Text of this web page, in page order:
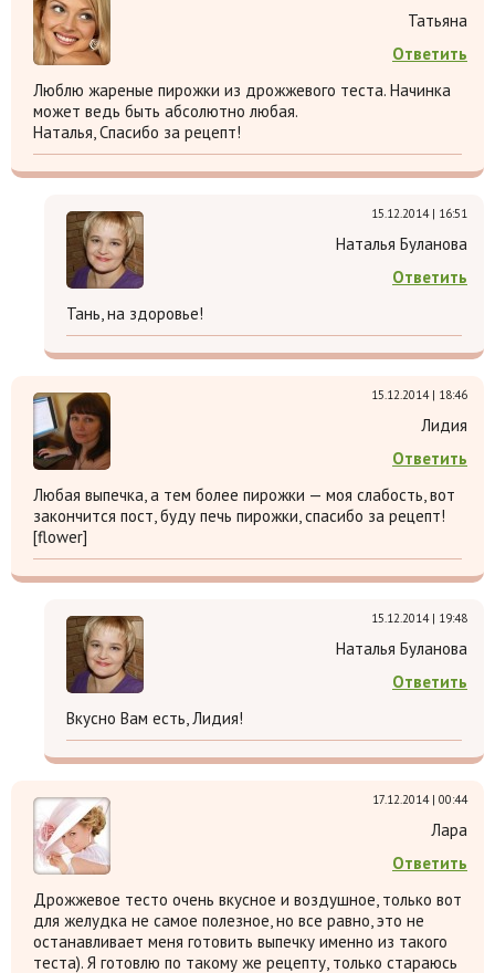
Татьяна
Люблю жареные пирожки из дрожжевого теста. Начинка
может ведь быть абсолютно любая.
Наталья, Спасибо за рецепт!
Ответить
Наталья Буланова
Тань, на здоровье!
Ответить
15.12.2014 | 16:51
Лидия
Любая выпечка, а тем более пирожки — моя слабость, вот
закончится пост, буду печь пирожки, спасибо за рецепт!
[flower]
Ответить
15.12.2014 | 18:46
Наталья Буланова
Вкусно Вам есть, Лидия!
Ответить
15.12.2014 | 19:48
Лара
Дрожжевое тесто очень вкусное и воздушное, только вот
для желудка не самое полезное, но все равно, это не
останавливает меня готовить выпечку именно из такого
теста). Я готовлю по такому же рецепту, только стараюсь
Ответить
17.12.2014 | 00:44